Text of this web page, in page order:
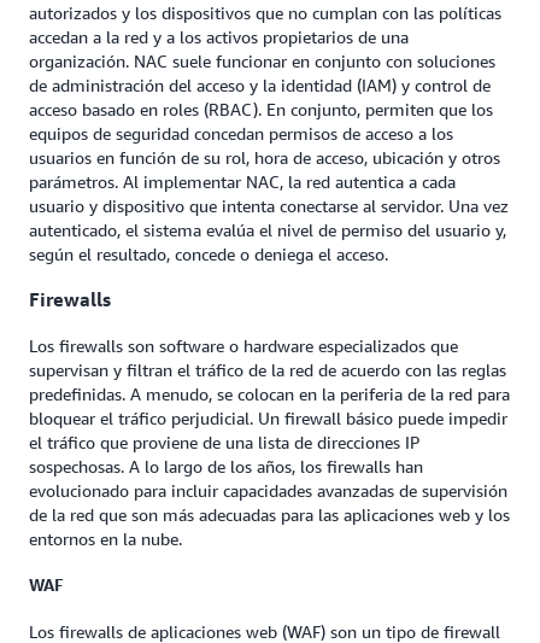
autorizados y los dispositivos que no cumplan con las políticas
accedan a la red y a los activos propietarios de una
organización. NAC suele funcionar en conjunto con soluciones
de administración del acceso y la identidad (IAM) y control de
acceso basado en roles (RBAC). En conjunto, permiten que los
equipos de seguridad concedan permisos de acceso a los
usuarios en función de su rol, hora de acceso, ubicación y otros
parámetros. Al implementar NAC, la red autentica a cada
usuario y dispositivo que intenta conectarse al servidor. Una vez
autenticado, el sistema evalúa el nivel de permiso del usuario y,
según el resultado, concede o deniega el acceso.
Firewalls
Los firewalls son software o hardware especializados que
supervisan y filtran el tráfico de la red de acuerdo con las reglas
predefinidas. A menudo, se colocan en la periferia de la red para
bloquear el tráfico perjudicial. Un firewall básico puede impedir
el tráfico que proviene de una lista de direcciones IP
sospechosas. A lo largo de los años, los firewalls han
evolucionado para incluir capacidades avanzadas de supervisión
de la red que son más adecuadas para las aplicaciones web y los
entornos en la nube.
WAF
Los firewalls de aplicaciones web (WAF) son un tipo de firewall